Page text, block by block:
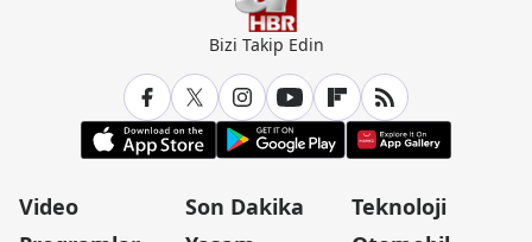
Bizi Takip Edin
Video
Son Dakika
Teknoloji